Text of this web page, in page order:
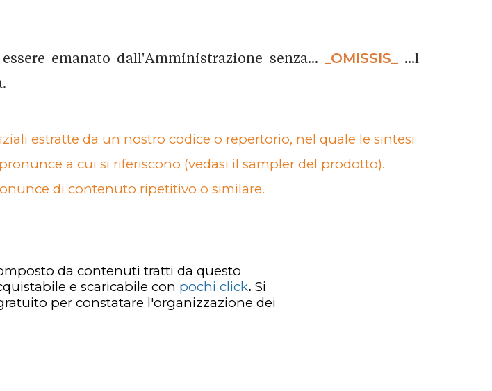
emanato dall'Amministrazione senza... _OMISSIS_
...l
estratte da un nostro codice o repertorio, nel quale le sintesi
a cui si riferiscono (vedasi il sampler del prodotto).
di contenuto ripetitivo o similare.
da contenuti tratti da questo
e scaricabile con pochi click. Si
per constatare l'organizzazione dei